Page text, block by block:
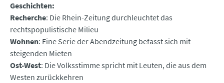
Geschichten:
Recherche: Die Rhein-Zeitung durchleuchtet das
rechtspopulistische Milieu
Wohnen: Eine Serie der Abendzeitung befasst sich mit
steigenden Mieten
Ost-West: Die Volksstimme spricht mit Leuten, die aus dem
Westen zurückkehren